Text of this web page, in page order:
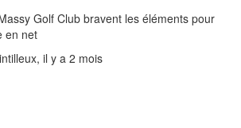
Golf Club bravent les éléments pour
en net
il y a 2 mois